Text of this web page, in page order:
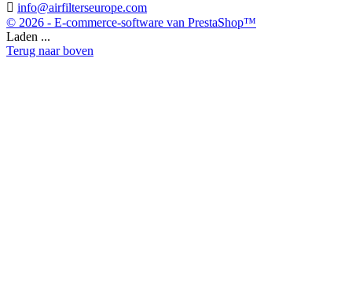
 info@airfilterseurope.com
© 2026 - E-commerce-software van PrestaShop™
Laden ...
Terug naar boven